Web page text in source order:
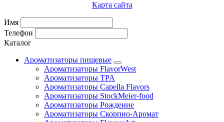
Карта сайта
Имя
Телефон
Каталог
Ароматизаторы пищевые
Ароматизаторы FlavorWest
Ароматизаторы TPA
Ароматизаторы Capella Flavors
Ароматизаторы StockMeier-food
Ароматизаторы Рождение
Ароматизаторы Скорпио-Аромат